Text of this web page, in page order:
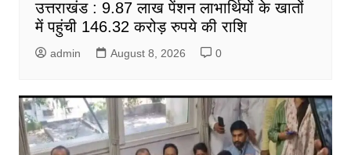
उत्तराखंड : 9.87 लाख पेंशन लाभार्थियों के खातों
में पहुंची 146.32 करोड़ रुपये की राशि
admin August 8, 2026 0